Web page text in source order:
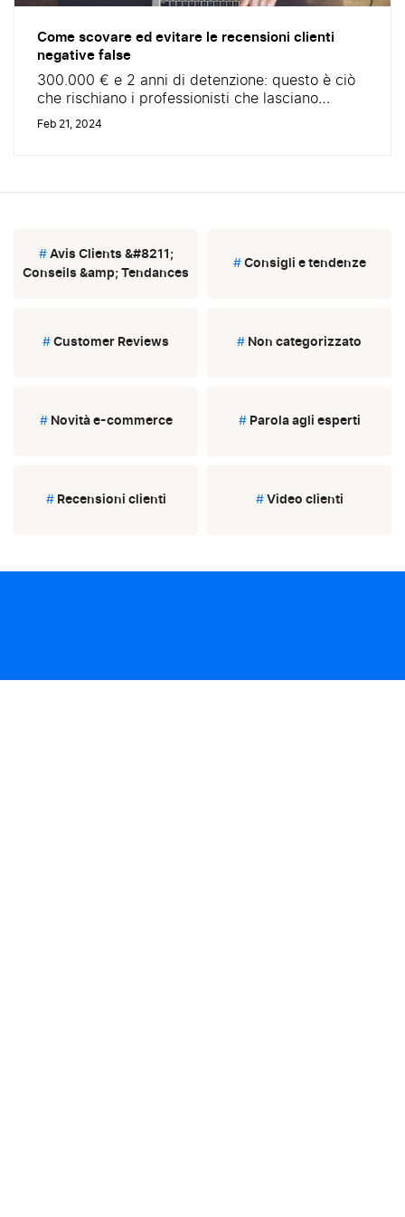
Come scovare ed evitare le recensioni clienti
negative false
300.000 € e 2 anni di detenzione: questo è ciò
che rischiano i professionisti che lasciano
circolare recensioni clienti false. Anche i
ammontare di 5.000€ per aver pubblicato una
Feb 21, 2024
# Avis Clients &#8211;
Conseils &amp; Tendances
# Consigli e tendenze
# Customer Reviews # Non categorizzato
# Novità e-commerce # Parola agli esperti
# Recensioni clienti # Video clienti